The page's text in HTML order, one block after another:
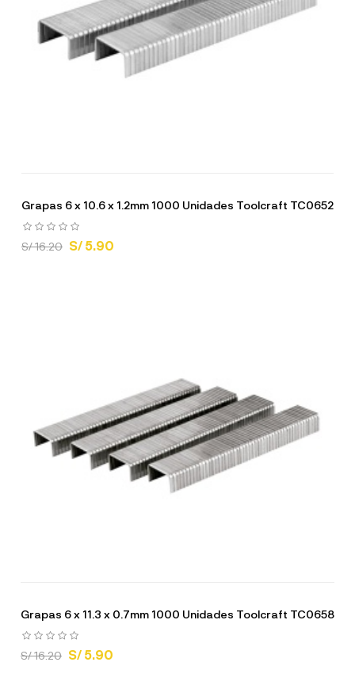
Grapas 6 x 10.6 x 1.2mm 1000 Unidades Toolcraft TC0652
S/ 16.20 S/ 5.90
Grapas 6 x 11.3 x 0.7mm 1000 Unidades Toolcraft TC0658
S/ 16.20 S/ 5.90